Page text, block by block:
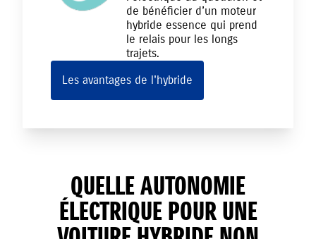
de bénéficier d’un moteur
hybride essence qui prend
le relais pour les longs
trajets.
Les avantages de l'hybride
QUELLE AUTONOMIE
ÉLECTRIQUE POUR UNE